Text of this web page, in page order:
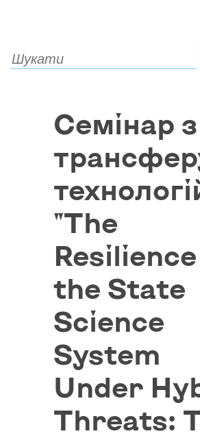
Семінар з
"The
the State
Science
System
Under
Threats: